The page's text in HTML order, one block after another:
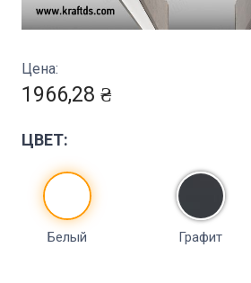
Цена:
1966,28 ₴
ЦВЕТ:
Белый Графит